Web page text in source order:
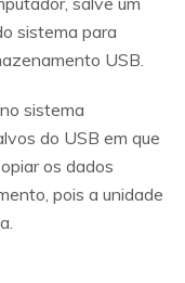
sistema para
USB.
sistema
do USB em que
os dados
pois a unidade